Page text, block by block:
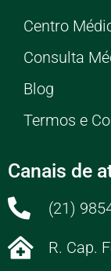
Centro
Consulta
Blog
Termos e
Canais de
(21)
R. Cap.